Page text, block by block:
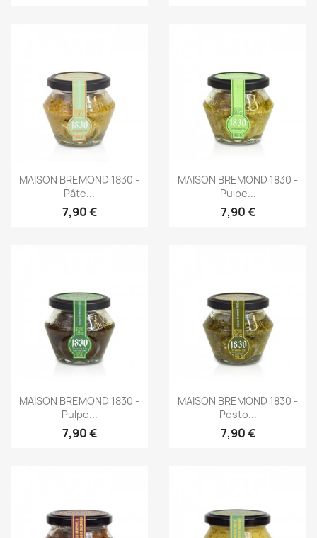
Aperçu rapide
MAISON BREMOND 1830 -
Pâte...
7,90 €
Aperçu rapide
MAISON BREMOND 1830 -
Pulpe...
7,90 €
Aperçu rapide
MAISON BREMOND 1830 -
Pulpe...
7,90 €
Aperçu rapide
MAISON BREMOND 1830 -
Pesto...
7,90 €